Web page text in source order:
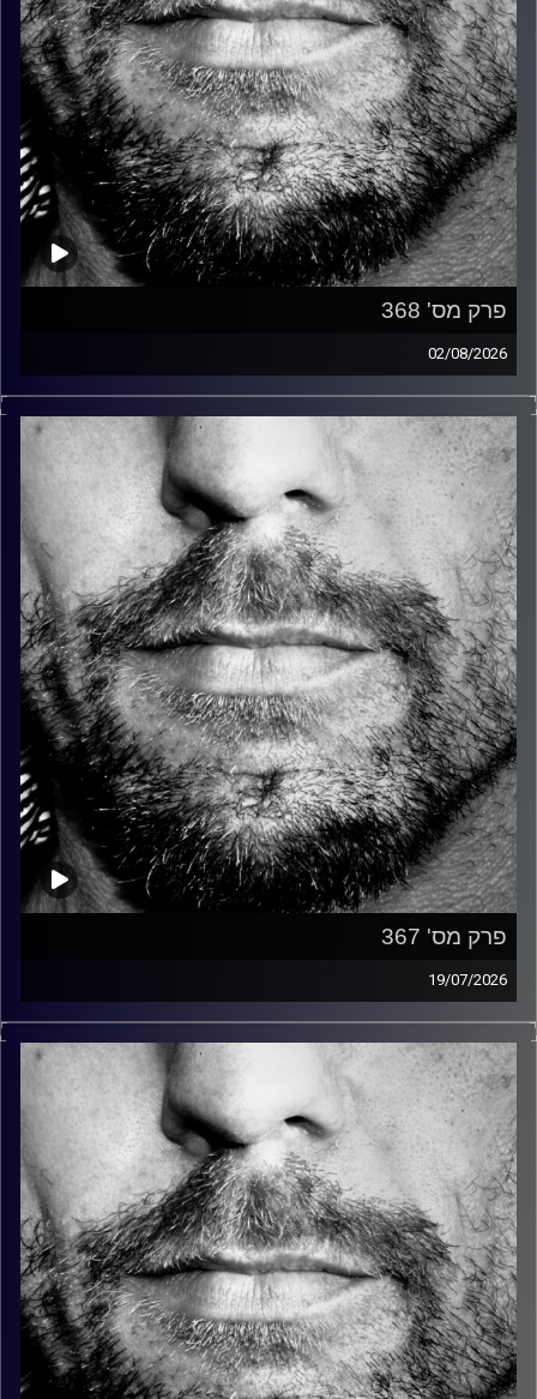
פרק מס' 368
02/08/2026
זיפים, מוזיקה מחוספסת של הופעות חיות. הרבה ג'אם, רוק,
בלוז, bluegrass, ג'אז, Fאנק, פרוגרסיב ואפילו אלקטרוניקה.
כל מה שחי, אמיתי ונושם.
עם שמוליק רגב.
קרדיט תמונות: David Goehring
פרק מס' 367
19/07/2026
זיפים, מוזיקה מחוספסת של הופעות חיות. הרבה ג'אם, רוק,
בלוז, bluegrass, ג'אז, Fאנק, פרוגרסיב ואפילו אלקטרוניקה.
כל מה שחי, אמיתי ונושם.
עם שמוליק רגב.
קרדיט תמונות: David Goehring